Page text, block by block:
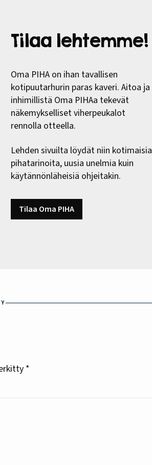
Tilaa lehtemme!
Oma PIHA on ihan tavallisen
kotipuutarhurin paras kaveri. Aitoa ja
inhimillistä Oma PIHAa tekevät
näkemykselliset viherpeukalot
rennolla otteella.
Lehden sivuilta löydät niin kotimaisia
pihatarinoita, uusia unelmia kuin
käytännönläheisiä ohjeitakin.
Tilaa Oma PIHA
*